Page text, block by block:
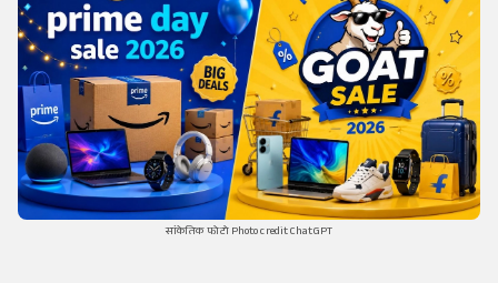
सांकेतिक फोटो Photo credit ChatGPT